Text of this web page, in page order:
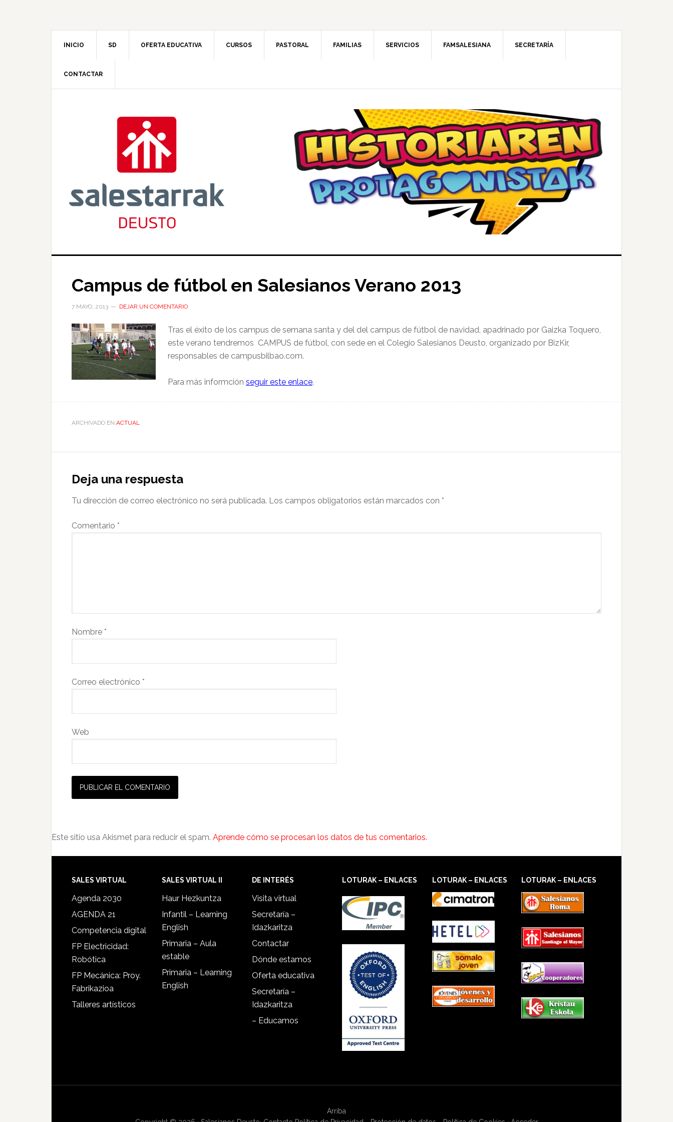
INICIO SD OFERTA EDUCATIVA CURSOS PASTORAL FAMILIAS SERVICIOS FAMSALESIANA SECRETARÍA
CONTACTAR
Campus de fútbol en Salesianos Verano 2013
7 MAYO, 2013 DEJAR UN COMENTARIO
Tras el éxito de los campus de semana santa y del del campus de fútbol de navidad, apadrinado por Gaizka Toquero,
este verano tendremos CAMPUS de fútbol, con sede en el Colegio Salesianos Deusto, organizado por BizKir,
responsables de campusbilbao.com.
Para más informción seguir este enlace.
ARCHIVADO EN:ACTUAL
Deja una respuesta
Tu dirección de correo electrónico no será publicada. Los campos obligatorios están marcados con *
Comentario *
Nombre *
Correo electrónico *
Web
Este sitio usa Akismet para reducir el spam. Aprende cómo se procesan los datos de tus comentarios.
SALES VIRTUAL
Agenda 2030
AGENDA 21
Competencia digital
FP Electricidad:
Robótica
FP Mecánica: Proy.
Fabrikazioa
Talleres artísticos
SALES VIRTUAL II
Haur Hezkuntza
Infantil – Learning
English
Primaria – Aula
estable
Primaria – Learning
English
DE INTERÉS
Visita virtual
Secretaría –
Idazkaritza
Contactar
Dónde estamos
Oferta educativa
Secretaría –
Idazkaritza
– Educamos
LOTURAK – ENLACES LOTURAK – ENLACES LOTURAK – ENLACES
Arriba